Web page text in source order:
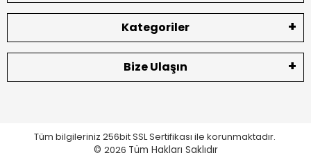
Kategoriler
Bize Ulaşın
Tüm bilgileriniz 256bit SSL Sertifikası ile korunmaktadır.
© 2026 Tüm Hakları Saklıdır